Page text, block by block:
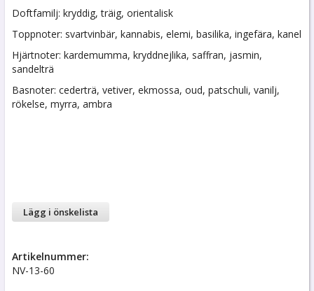
Doftfamilj: kryddig, träig, orientalisk
Toppnoter: svartvinbär, kannabis, elemi, basilika, ingefära, kanel
Hjärtnoter: kardemumma, kryddnejlika, saffran, jasmin,
sandelträ
Basnoter: cederträ, vetiver, ekmossa, oud, patschuli, vanilj,
rökelse, myrra, ambra
Lägg i önskelista
Artikelnummer:
NV-13-60